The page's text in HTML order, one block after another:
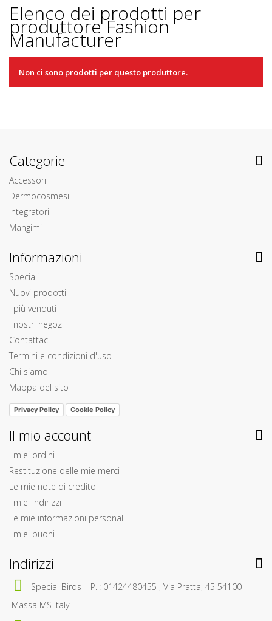
Elenco dei prodotti per
produttore Fashion
Manufacturer
Non ci sono prodotti per questo produttore.
Categorie
Accessori
Dermocosmesi
Integratori
Mangimi
Informazioni
Speciali
Nuovi prodotti
I più venduti
I nostri negozi
Contattaci
Termini e condizioni d'uso
Chi siamo
Mappa del sito
Privacy Policy Cookie Policy
Il mio account
I miei ordini
Restituzione delle mie merci
Le mie note di credito
I miei indirizzi
Le mie informazioni personali
I miei buoni
Indirizzi
Special Birds | P.I: 01424480455 , Via Pratta, 45 54100
Massa MS Italy